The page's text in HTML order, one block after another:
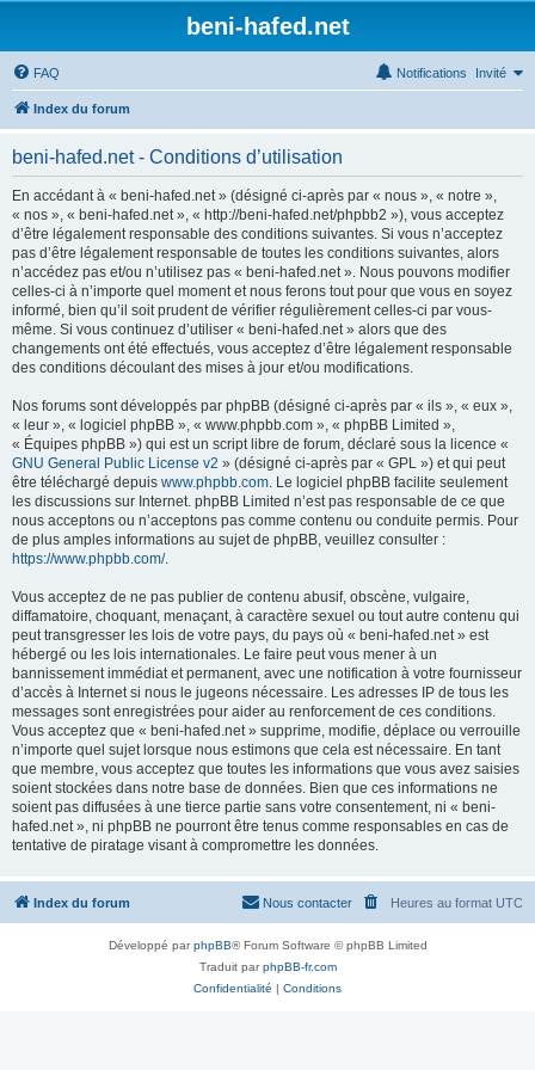
beni-hafed.net
FAQ Invité
Notifications
Index du forum
beni-hafed.net - Conditions d’utilisation
En accédant à « beni-hafed.net » (désigné ci-après par « nous », « notre »,
« nos », « beni-hafed.net », « http://beni-hafed.net/phpbb2 »), vous acceptez
d’être légalement responsable des conditions suivantes. Si vous n’acceptez
pas d’être légalement responsable de toutes les conditions suivantes, alors
n’accédez pas et/ou n’utilisez pas « beni-hafed.net ». Nous pouvons modifier
celles-ci à n’importe quel moment et nous ferons tout pour que vous en soyez
informé, bien qu’il soit prudent de vérifier régulièrement celles-ci par vous-
même. Si vous continuez d’utiliser « beni-hafed.net » alors que des
changements ont été effectués, vous acceptez d’être légalement responsable
des conditions découlant des mises à jour et/ou modifications.
Nos forums sont développés par phpBB (désigné ci-après par « ils », « eux »,
« leur », « logiciel phpBB », « www.phpbb.com », « phpBB Limited »,
« Équipes phpBB ») qui est un script libre de forum, déclaré sous la licence «
GNU General Public License v2 » (désigné ci-après par « GPL ») et qui peut
être téléchargé depuis www.phpbb.com. Le logiciel phpBB facilite seulement
les discussions sur Internet. phpBB Limited n’est pas responsable de ce que
nous acceptons ou n’acceptons pas comme contenu ou conduite permis. Pour
de plus amples informations au sujet de phpBB, veuillez consulter :
https://www.phpbb.com/.
Vous acceptez de ne pas publier de contenu abusif, obscène, vulgaire,
diffamatoire, choquant, menaçant, à caractère sexuel ou tout autre contenu qui
peut transgresser les lois de votre pays, du pays où « beni-hafed.net » est
hébergé ou les lois internationales. Le faire peut vous mener à un
bannissement immédiat et permanent, avec une notification à votre fournisseur
d’accès à Internet si nous le jugeons nécessaire. Les adresses IP de tous les
messages sont enregistrées pour aider au renforcement de ces conditions.
Vous acceptez que « beni-hafed.net » supprime, modifie, déplace ou verrouille
n’importe quel sujet lorsque nous estimons que cela est nécessaire. En tant
que membre, vous acceptez que toutes les informations que vous avez saisies
soient stockées dans notre base de données. Bien que ces informations ne
soient pas diffusées à une tierce partie sans votre consentement, ni « beni-
hafed.net », ni phpBB ne pourront être tenus comme responsables en cas de
tentative de piratage visant à compromettre les données.
Index du forum Heures au format UTC
Nous contacter
Développé parphpBB® Forum Software © phpBB Limited
Traduit parphpBB-fr.com
Confidentialité | Conditions